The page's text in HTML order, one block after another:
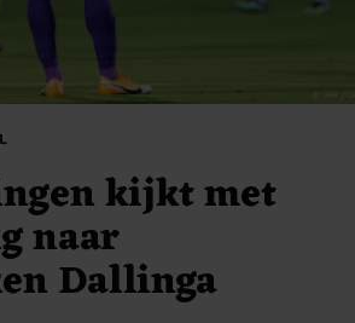
kijkt met
naar
Dallinga